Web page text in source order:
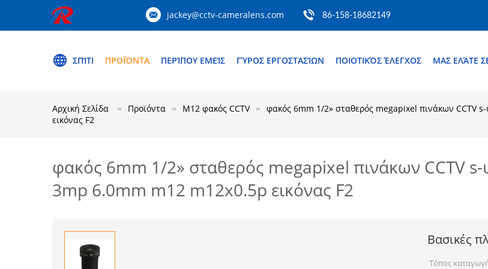
jackey@cctv-cameralens.com 86-158-18682149
ΣΠΊΤΙ ΠΡΟΪΌΝΤΑ ΠΕΡΊΠΟΥ ΕΜΕΊΣ ΓΎΡΟΣ ΕΡΓΟΣΤΑΣΊΩΝ ΠΟΙΟΤΙΚΌΣ ΈΛΕΓΧΟΣ ΜΑΣ ΕΛΆΤΕ
Αρχική Σελίδα Προϊόντα M12 φακός CCTV
φακός 6mm 1/2» σταθερός megapixel πινάκων CCTV
εικόνας F2
φακός 6mm 1/2» σταθερός megapixel πινάκων CCTV
3mp 6.0mm m12 m12x0.5p εικόνας F2
Βασικές
Τόπος